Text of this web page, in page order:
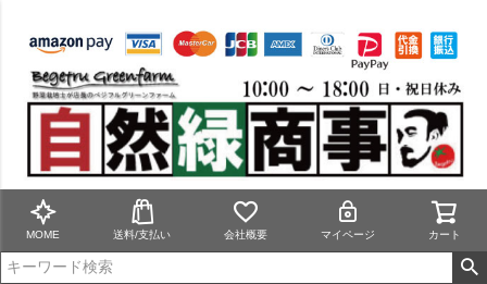
MOME 送料/支払い 会社概要 マイページ カート